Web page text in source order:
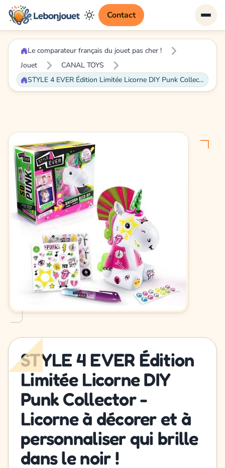
Contact
Le comparateur français du jouet pas cher !
Jouet
CANAL TOYS
STYLE 4 EVER Édition Limitée Licorne DIY Punk Collector - Licorne à décorer et à personnaliser qui brille dans le noir !
STYLE 4 EVER Édition
Limitée Licorne DIY
Punk Collector -
Licorne à décorer et à
personnaliser qui brille
dans le noir !